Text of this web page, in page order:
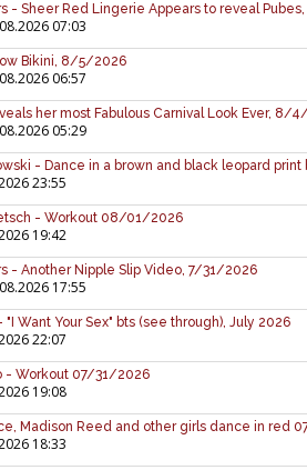
- Sheer Red Lingerie Appears to reveal
07:03
Bikini, 8/5/2026
06:57
her most Fabulous Carnival Look Ever, 8/
05:29
- Dance in a brown and black leopard
23:55
- Workout 08/01/2026
19:42
- Another Nipple Slip Video, 7/31/2026
17:55
Want Your Sex" bts (see through), July 2026
22:07
- Workout 07/31/2026
19:08
Madison Reed and other girls dance in red
18:33